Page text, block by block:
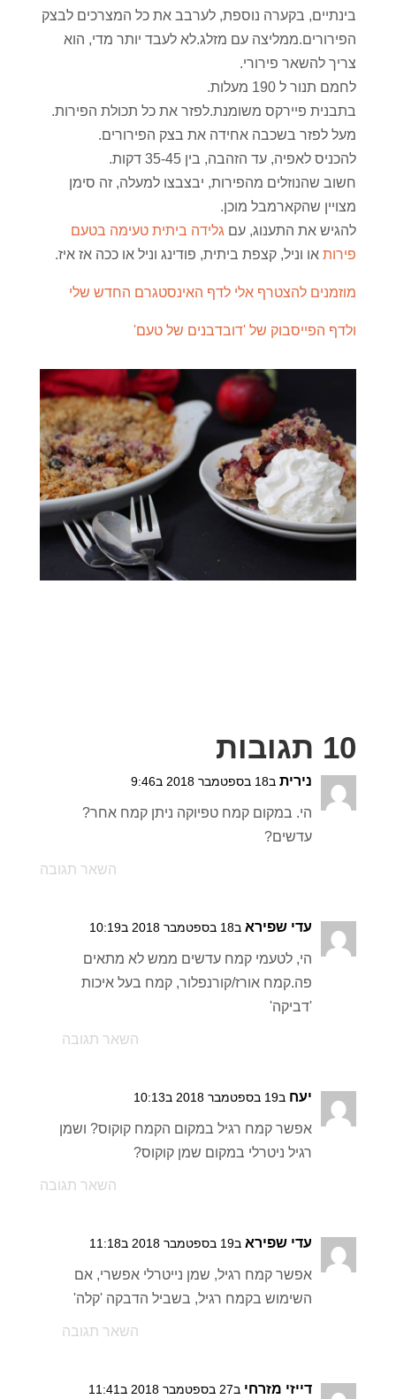
בינתיים, בקערה נוספת, לערבב את כל המצרכים לבצק
הפירורים.ממליצה עם מזלג.לא לעבד יותר מדי, הוא
צריך להשאר פירורי.
לחמם תנור ל 190 מעלות.
בתבנית פיירקס משומנת.לפזר את כל תכולת הפירות.
מעל לפזר בשכבה אחידה את בצק הפירורים.
להכניס לאפיה, עד הזהבה, בין 35-45 דקות.
חשוב שהנוזלים מהפירות, יבצבצו למעלה, זה סימן
מצויין שהקארמבל מוכן.
להגיש את התענוג, עם גלידה ביתית טעימה בטעם
פירותאו וניל, קצפת ביתית, פודינג וניל או ככה אז איז.
מוזמנים להצטרף אלי לדף האינסטגרם החדש שלי
ולדף הפייסבוק של 'דובדבנים של טעם'
10 תגובות
נירית ב18 בספטמבר 2018 ב9:46
הי. במקום קמח טפיוקה ניתן קמח אחר?
עדשים?
השאר תגובה
עדי שפירא ב18 בספטמבר 2018 ב10:19
הי, לטעמי קמח עדשים ממש לא מתאים
פה.קמח אורז/קורנפלור, קמח בעל איכות
'דביקה'
השאר תגובה
יעח ב19 בספטמבר 2018 ב10:13
אפשר קמח רגיל במקום הקמח קוקוס? ושמן
רגיל ניטרלי במקום שמן קוקוס?
השאר תגובה
עדי שפירא ב19 בספטמבר 2018 ב11:18
אפשר קמח רגיל, שמן נייטרלי אפשרי, אם
השימוש בקמח רגיל, בשביל הדבקה 'קלה'
השאר תגובה
דייזי מזרחי ב27 בספטמבר 2018 ב11:41